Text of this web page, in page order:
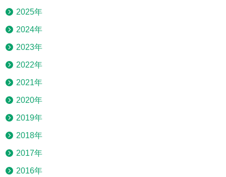
2025年
2024年
2023年
2022年
2021年
2020年
2019年
2018年
2017年
2016年